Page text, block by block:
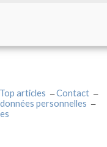
Top articles
Contact
personnelles